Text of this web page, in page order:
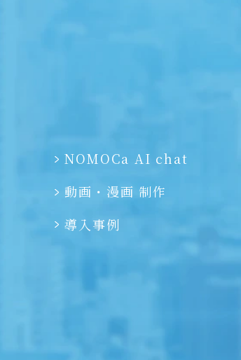
NOMOCa AI chat
動画・漫画 制作
導入事例